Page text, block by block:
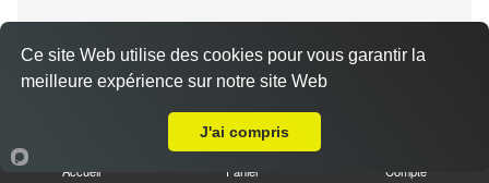
Pizza 4 fromages senior
Accueil Panier Compte
Ce site Web utilise des cookies pour vous garantir la
meilleure expérience sur notre site Web
J'ai compris